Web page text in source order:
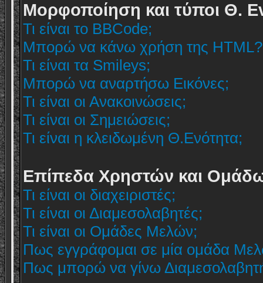
Μορφοποίηση και τύποι Θ.
Τι είναι το BBCode;
Μπορώ να κάνω χρήση της HTML?
Τι είναι τα Smileys;
Μπορώ να αναρτήσω Εικόνες;
Τι είναι οι Ανακοινώσεις;
Τι είναι οι Σημειώσεις;
Τι είναι η κλειδωμένη Θ.Ενότητα;
Επίπεδα Χρηστών και
Τι είναι οι διαχειριστές;
Τι είναι οι Διαμεσολαβητές;
Τι είναι οι Ομάδες Μελών;
Πως εγγράφομαι σε μία ομάδα
Πως μπορώ να γίνω